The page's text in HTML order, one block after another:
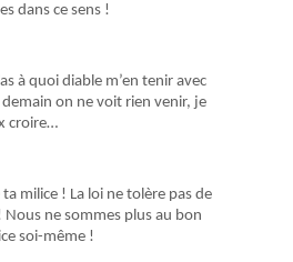
dans ce sens !
à quoi diable m’en tenir avec
on ne voit rien venir, je
croire…
milice ! La loi ne tolère pas de
ne sommes plus au bon
soi-même !